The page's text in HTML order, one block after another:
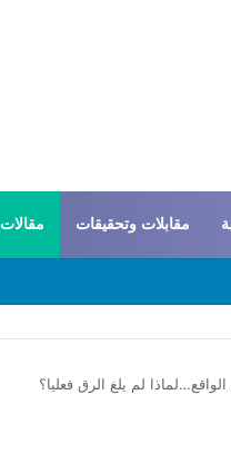
مقابلات وتحقيقات مقالات
المشتركة بين التاريخ والسوسيولوجيا
لم يلغ الرق فعليا؟